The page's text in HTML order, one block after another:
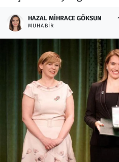
HAZAL MIHRACE GÖKSUN
MUHABIR
Oyun
Ramazan
Resmi İlanlar
Rüya Tabirleri
Sağlık
Savunma Sanayi